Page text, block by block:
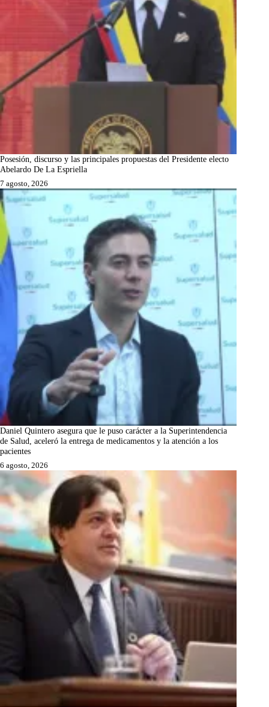
Posesión, discurso y las principales propuestas del Presidente electo
Abelardo De La Espriella
7 agosto, 2026
Daniel Quintero asegura que le puso carácter a la Superintendencia
de Salud, aceleró la entrega de medicamentos y la atención a los
pacientes
6 agosto, 2026